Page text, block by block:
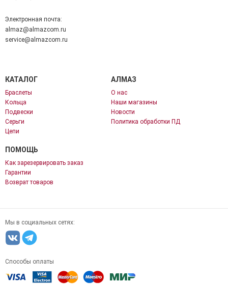
Электронная почта:
almaz@almazcom.ru
service@almazcom.ru
КАТАЛОГ
Браслеты
Кольца
Подвески
Серьги
Цепи
АЛМАЗ
О нас
Наши магазины
Новости
Политика обработки ПД
ПОМОЩЬ
Как зарезервировать заказ
Гарантии
Возврат товаров
Мы в социальных сетях:
Способы оплаты